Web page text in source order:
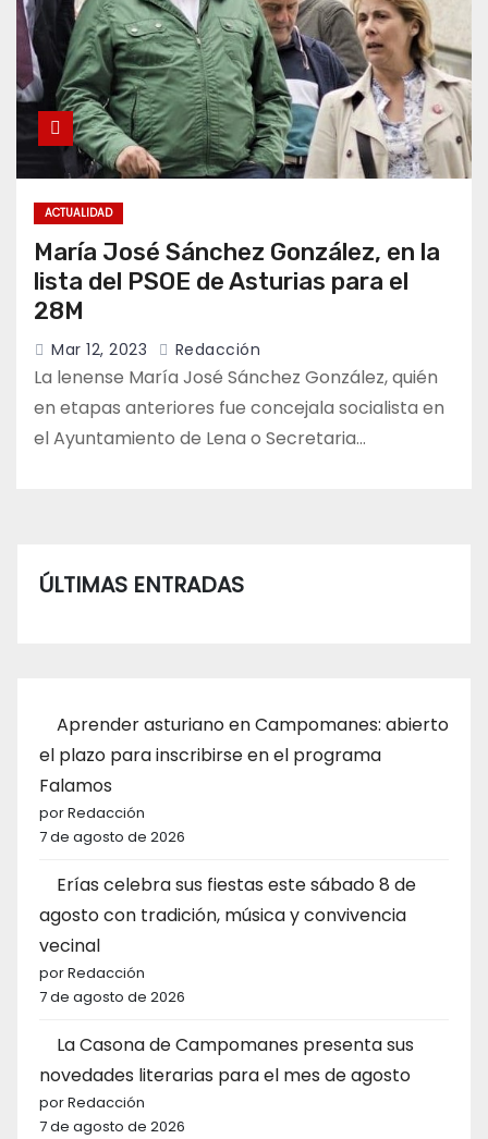
ACTUALIDAD
María José Sánchez González, en la
lista del PSOE de Asturias para el
28M
Mar 12, 2023 Redacción
La lenense María José Sánchez González, quién
en etapas anteriores fue concejala socialista en
el Ayuntamiento de Lena o Secretaria…
ÚLTIMAS ENTRADAS
Aprender asturiano en Campomanes: abierto
el plazo para inscribirse en el programa
Falamos
por Redacción
7 de agosto de 2026
Erías celebra sus fiestas este sábado 8 de
agosto con tradición, música y convivencia
vecinal
por Redacción
7 de agosto de 2026
La Casona de Campomanes presenta sus
novedades literarias para el mes de agosto
por Redacción
7 de agosto de 2026